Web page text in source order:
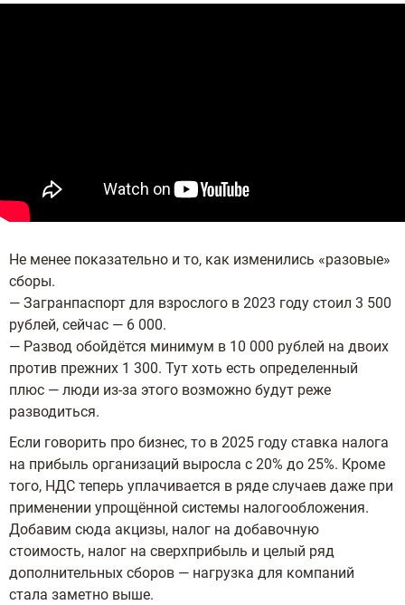
Не менее показательно и то, как изменились «разовые»
сборы.
— Загранпаспорт для взрослого в 2023 году стоил 3 500
рублей, сейчас — 6 000.
— Развод обойдётся минимум в 10 000 рублей на двоих
против прежних 1 300. Тут хоть есть определенный
плюс — люди из-за этого возможно будут реже
разводиться.
Если говорить про бизнес, то в 2025 году ставка налога
на прибыль организаций выросла с 20% до 25%. Кроме
того, НДС теперь уплачивается в ряде случаев даже при
применении упрощённой системы налогообложения.
Добавим сюда акцизы, налог на добавочную
стоимость, налог на сверхприбыль и целый ряд
дополнительных сборов — нагрузка для компаний
стала заметно выше.